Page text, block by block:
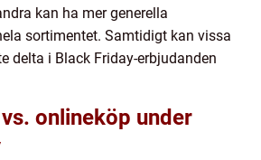
kan ha mer generella
sortimentet. Samtidigt kan vissa
delta i Black Friday-erbjudanden
onlineköp under